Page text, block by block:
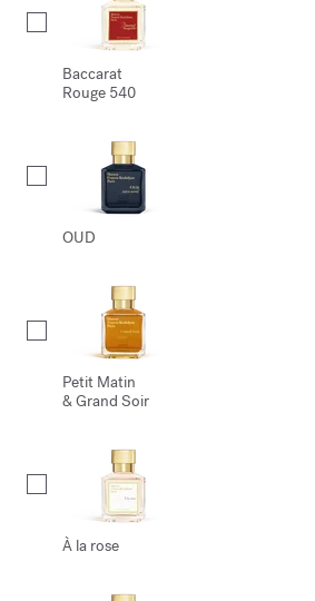
Baccarat
Rouge 540
OUD
Petit Matin
& Grand Soir
À la rose